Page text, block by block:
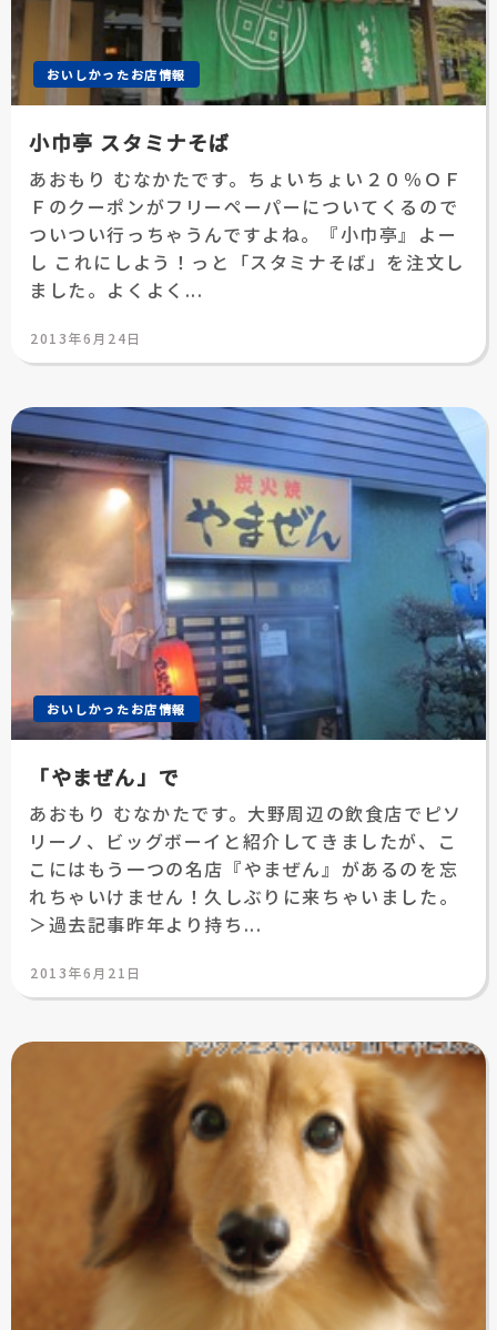
おいしかったお店情報
小巾亭 スタミナそば
あおもり むなかたです。ちょいちょい２０％ＯＦ
Ｆのクーポンがフリーペーパーについてくるので
ついつい行っちゃうんですよね。『小巾亭』よー
し これにしよう！っと「スタミナそば」を注文し
ました。よくよく...
投
日:
2013年6月24日
おいしかったお店情報
「やまぜん」で
あおもり むなかたです。大野周辺の飲食店でピソ
リーノ、ビッグボーイと紹介してきましたが、こ
こにはもう一つの名店『やまぜん』があるのを忘
れちゃいけません！久しぶりに来ちゃいました。
＞過去記事昨年より持ち...
投
日:
2013年6月21日